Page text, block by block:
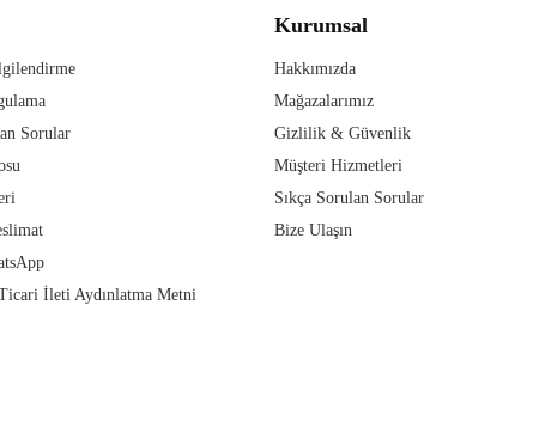
Sorular
İleti Aydınlatma Metni
Kurumsal
Hakkımızda
Mağazalarımız
Gizlilik & Güvenlik
Müşteri Hizmetleri
Sıkça Sorulan Sorular
Bize Ulaşın